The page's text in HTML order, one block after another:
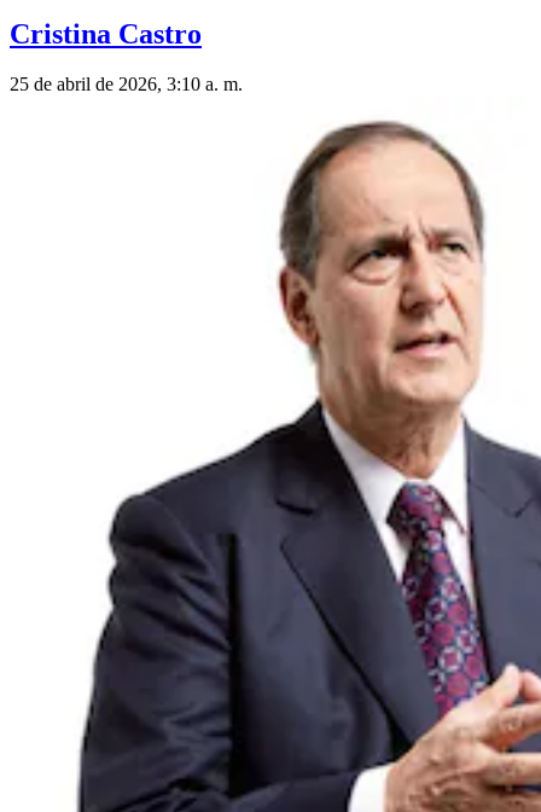
Cristina Castro
25 de abril de 2026, 3:10 a. m.